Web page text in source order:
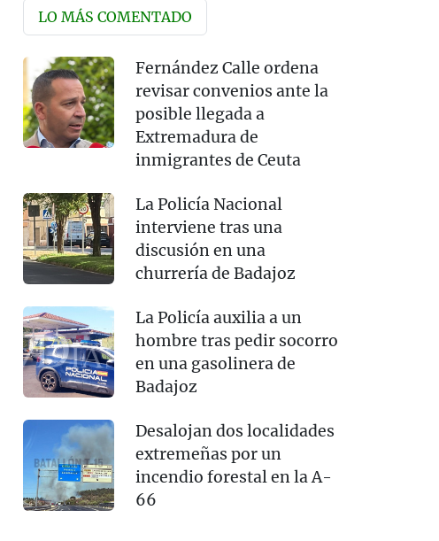
LO MÁS COMENTADO
Fernández Calle ordena
revisar convenios ante la
posible llegada a
Extremadura de
inmigrantes de Ceuta
La Policía Nacional
interviene tras una
discusión en una
churrería de Badajoz
La Policía auxilia a un
hombre tras pedir socorro
en una gasolinera de
Badajoz
Desalojan dos localidades
extremeñas por un
incendio forestal en la A-
66